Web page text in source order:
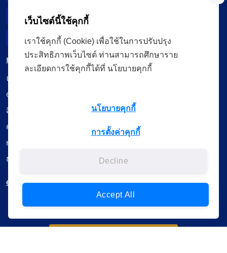
Data Subject Right
Incident Report
เมนู
เรียนออนไลน์
ดูถ่ายทอดสด
สื่อการเรียนรู้
ค้นรายการหนังสือ
หนังสืออิเล็กทรอนิกส์
ข้อมูลผู้ใช้งาน
ดาวน์โหลดใช้งานบนแอปพลิเคชัน
เว็บไซต์นี้ใช้คุกกี้
เราใช้คุกกี้ (Cookie) เพื่อใช้ในการปรับปรุง
ประสิทธิภาพเว็บไซต์ ท่านสามารถศึกษาราย
ละเอียดการใช้คุกกี้ได้ที่ นโยบายคุกกี้
นโยบายคุกกี้
การตั้งค่าคุกกี้
Decline
Accept All